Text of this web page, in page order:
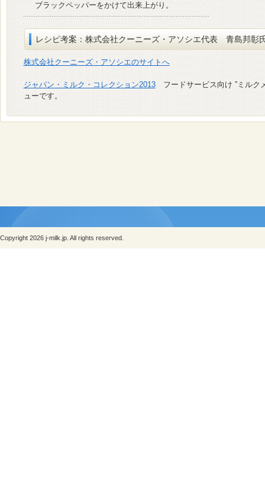
ブラックペッパーをかけて出来上がり。
レシピ考案：株式会社クーニーズ・アソシエ代表 青島邦彰
株式会社クーニーズ・アソシエのサイトへ
ジャパン・ミルク・コレクション2013フードサービス向け ”ミルク
ューです。
Copyright 2026 j-milk.jp. All rights reserved.